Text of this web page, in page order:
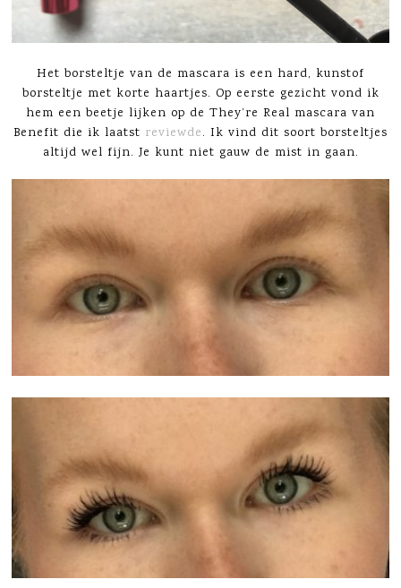
Het borsteltje van de mascara is een hard, kunstof
borsteltje met korte haartjes. Op eerste gezicht vond ik
hem een beetje lijken op de They’re Real mascara van
Benefit die ik laatst reviewde. Ik vind dit soort borsteltjes
altijd wel fijn. Je kunt niet gauw de mist in gaan.